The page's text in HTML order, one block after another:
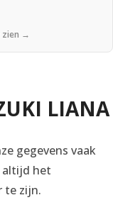
zien →
LIANA
gegevens vaak
altijd het
te zijn.